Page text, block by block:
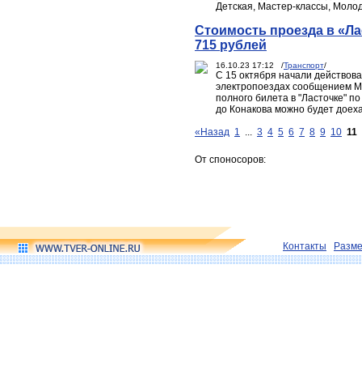
Детская, Мастер-классы,
Стоимость проезда в
715 рублей
16.10.23 17:12 /Транспорт/
С 15 октября начали
электропоездах сообщением
полного билета в "Ласточке"
до Конакова можно будет
«Назад 1 ... 3 4 5 6 7 8 9 10 11
От споносоров:
Контакты